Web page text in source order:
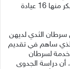
المبكر لسرطان الثدي بلغ 114 مركزا للكشف المبكر منها 16 عيادة
سرطان الثدي لديهن
الذي ساهم في تقديم
1425 عيادة تقدم خدمة لسرطان
مؤكدا، أن دراسة الجدوى